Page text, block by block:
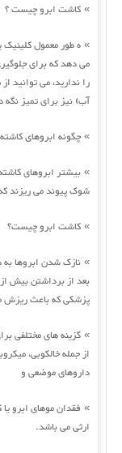
» کاشت ابرو چیست ؟
» ه طور معمول
می دهد که برای
را ندارید، می توانید
آب) نیز برای تمیز نگه
» چگونه ابروهای
»
شوک پیوند می ریزند
» کاشت ابرو چیست؟
» نازک شدن ابروها
بعد از برداشتن بیش
پزشکی که باعث ریزش
» گزینه های مختلفی
از جمله خالکوبی،
داروهای موضعی و
» فقدان موهای ابرو
ارثی می باشد.